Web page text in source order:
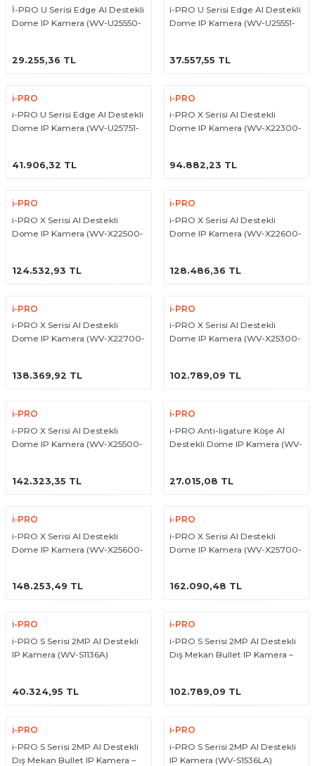
İ-PRO U Serisi Edge AI Destekli
Dome IP Kamera (WV-U25550-
29.255,36 TL
i-PRO U Serisi Edge AI Destekli
Dome IP Kamera (WV-U25551-
37.557,55 TL
i-PRO
i-PRO U Serisi Edge AI Destekli
Dome IP Kamera (WV-U25751-
41.906,32 TL
i-PRO
i-PRO X Serisi AI Destekli
Dome IP Kamera (WV-X22300-
94.882,23 TL
i-PRO
i-PRO X Serisi AI Destekli
Dome IP Kamera (WV-X22500-
124.532,93 TL
i-PRO
i-PRO X Serisi AI Destekli
Dome IP Kamera (WV-X22600-
128.486,36 TL
i-PRO
i-PRO X Serisi AI Destekli
Dome IP Kamera (WV-X22700-
138.369,92 TL
i-PRO
i-PRO X Serisi AI Destekli
Dome IP Kamera (WV-X25300-
102.789,09 TL
i-PRO
i-PRO X Serisi AI Destekli
Dome IP Kamera (WV-X25500-
142.323,35 TL
i-PRO
i-PRO Anti-ligature Köşe AI
Destekli Dome IP Kamera (WV-
27.015,08 TL
i-PRO
i-PRO X Serisi AI Destekli
Dome IP Kamera (WV-X25600-
148.253,49 TL
i-PRO
i-PRO X Serisi AI Destekli
Dome IP Kamera (WV-X25700-
162.090,48 TL
i-PRO
i-PRO S Serisi 2MP AI Destekli
IP Kamera (WV-S1136A)
40.324,95 TL
i-PRO
i-PRO S Serisi 2MP AI Destekli
Dış Mekan Bullet IP Kamera –
102.789,09 TL
i-PRO
i-PRO S Serisi 2MP AI Destekli
Dış Mekan Bullet IP Kamera –
i-PRO
i-PRO S Serisi 2MP AI Destekli
IP Kamera (WV-S1536LA)